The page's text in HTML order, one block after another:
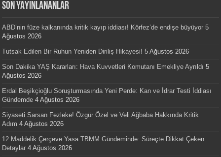
SON YAYINLANANLAR
ABD’nin füze kalkanında kritik kayıp iddiası! Körfez’de endişe büyüyor 5
Ağustos 2026
Tutsak Edilen Bir Ruhun Yeniden Diriliş Hikayesi! 5 Ağustos 2026
Son Dakika YAŞ Kararları: Hava Kuvvetleri Komutanı Emekliye Ayrıldı 5
Ağustos 2026
Erdal Beşikçioğlu Soruşturmasında Yeni Perde: Kan ve İdrar Testi İddiası
Gündemde 4 Ağustos 2026
Siyaseti Sarsan Fezleke! Özgür Özel ve Veli Ağbaba Hakkında Kritik
Adım 4 Ağustos 2026
12 Maddelik Çerçeve Yasa TBMM Gündeminde: Süreçte Dikkat Çeken
Detaylar 4 Ağustos 2026